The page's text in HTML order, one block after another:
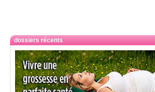
dossiers récents